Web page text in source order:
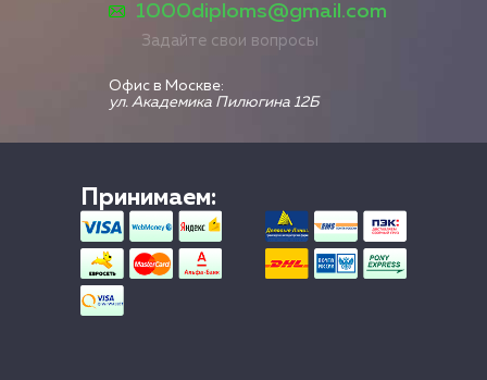
1000diploms@gmail.com
Задайте свои вопросы
Офис в Москве:
ул. Академика Пилюгина 12Б
Принимаем: